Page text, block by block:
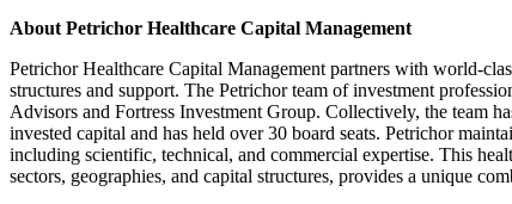
About Petrichor Healthcare Capital Management
Petrichor Healthcare Capital Management partners with world-
structures and support. The Petrichor team of investment
Advisors and Fortress Investment Group. Collectively, the team
invested capital and has held over 30 board seats. Petrichor
including scientific, technical, and commercial expertise. This
sectors, geographies, and capital structures, provides a unique